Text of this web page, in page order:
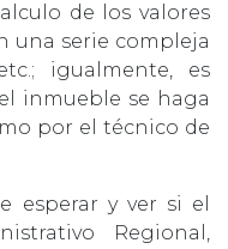
de los valores
una serie compleja
igualmente, es
inmueble se haga
por el técnico de
esperar y ver si el
Regional,